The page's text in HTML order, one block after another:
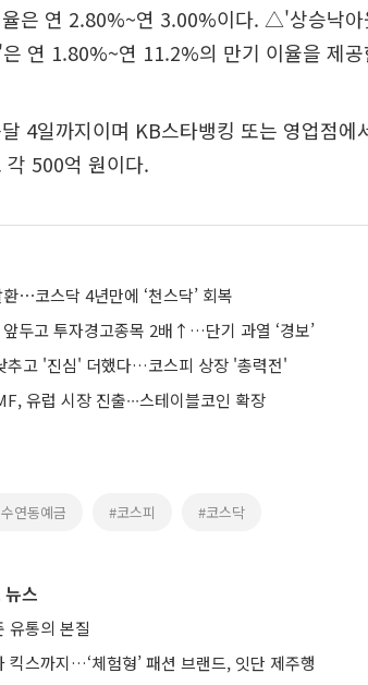
율은 연 2.80%~연 3.00%이다. △'상승낙
연 1.80%~연 11.2%의 만기 이율을 제공
4일까지이며 KB스타뱅킹 또는 영업점에
각 500억 원이다.
환⋯코스닥 4년만에 ‘천스닥’ 회복
두고 투자경고종목 2배↑…단기 과열 ‘경보’
추고 '진심' 더했다…코스피 상장 '총력전'
유럽 시장 진출∙∙∙스테이블코인 확장
연동예금 #코스피 #코스닥
스
유통의 본질
킥스까지…‘체험형’ 패션 브랜드, 잇단 제주행